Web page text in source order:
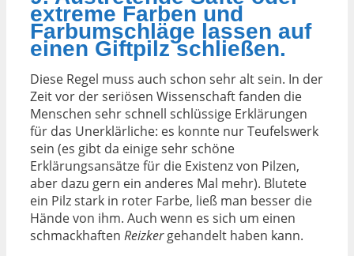
extreme Farben und
Farbumschläge lassen auf
einen Giftpilz schließen.
Diese Regel muss auch schon sehr alt sein. In der
Zeit vor der seriösen Wissenschaft fanden die
Menschen sehr schnell schlüssige Erklärungen
für das Unerklärliche: es konnte nur Teufelswerk
sein (es gibt da einige sehr schöne
Erklärungsansätze für die Existenz von Pilzen,
aber dazu gern ein anderes Mal mehr). Blutete
ein Pilz stark in roter Farbe, ließ man besser die
Hände von ihm. Auch wenn es sich um einen
schmackhaften Reizkergehandelt haben kann.